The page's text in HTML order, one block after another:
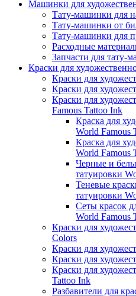
Машинки для
Тату-машинки для
Тату-машинки от
Тату-машинки для
Расходные
Запчасти для тату-
Краски для
Краски для
Краски для
Краски для
Famous Tattoo Ink
Краска для
World Famous
Краска для
World Famous
Черные и
татуировки
Теневые
татуировки
Сеты красок
World Famous
Краски для
Colors
Краски для
Краски для
Краски для
Tattoo Ink
Разбавители для